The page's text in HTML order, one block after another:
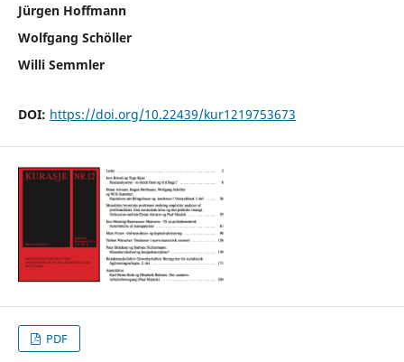
Jürgen Hoffmann
Wolfgang Schöller
Willi Semmler
DOI: https://doi.org/10.22439/kur1219753673
PDF